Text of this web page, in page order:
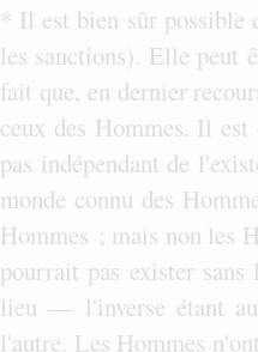
* Il est bien sûr possible
les sanctions). Elle peut
fait que, en dernier
ceux des Hommes. Il
pas indépendant de
monde connu des
Hommes ; mais non les
pourrait pas exister
lieu — l'inverse étant
l'autre. Les Hommes